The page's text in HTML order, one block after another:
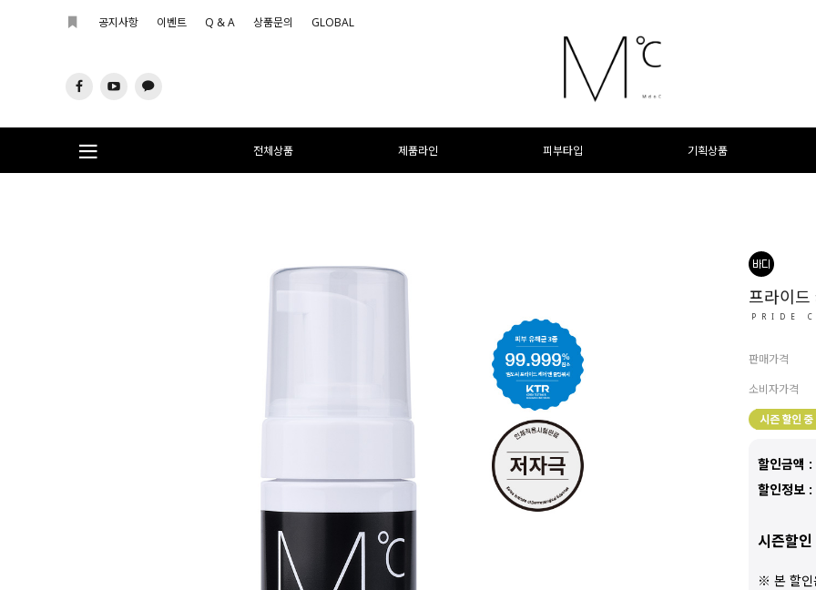
공지사항 이벤트 Q & A 상품문의 GLOBAL
전체상품 제품라인 피부타입 기획상품
프라이
PRIDE
판매가격
소비자가격
할인금액 :
할인정보 :
시즌할
※ 본 할인